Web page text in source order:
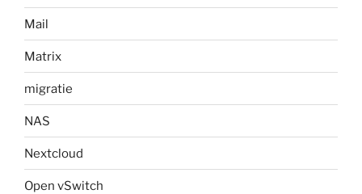
Mail
Matrix
migratie
NAS
Nextcloud
Open vSwitch